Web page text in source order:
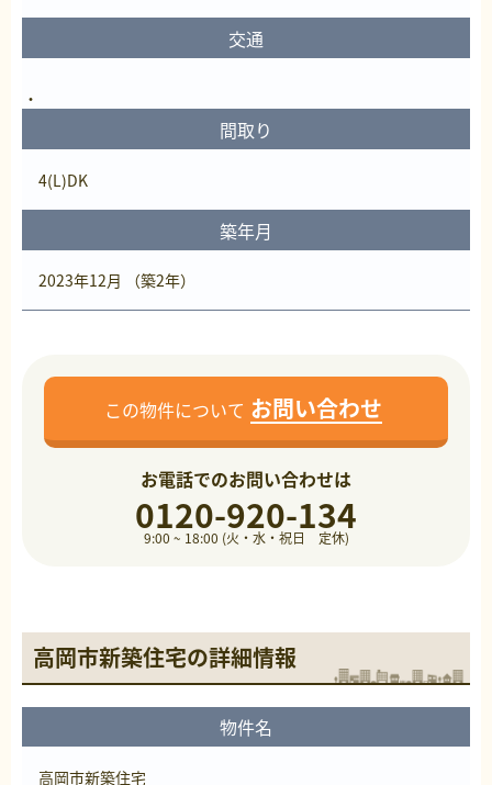
交通
間取り
4(L)DK
築年月
2023年12月 （築2年）
この物件について お問い合わせ
お電話でのお問い合わせは
0120-920-134
9:00 ~ 18:00 (火・水・祝日 定休)
高岡市新築住宅の詳細情報
物件名
高岡市新築住宅